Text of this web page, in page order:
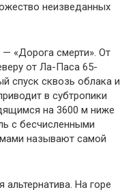
неизведанных
«Дорога смерти». От
от Ла-Паса 65-
спуск сквозь облака и
в субтропики
на 3600 м ниже
с бесчисленными
называют самой
На горе